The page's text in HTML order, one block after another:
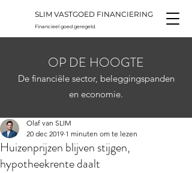
SLIM VASTGOED FINANCIERING
Financieel goed geregeld.
OP DE HOOGTE
De financiële sector, beleggingspanden
en economie.
Huizenprijzen blijven stijgen,
hypotheekrente daalt
Olaf van SLIM
20 dec 2019 1 minuten om te lezen